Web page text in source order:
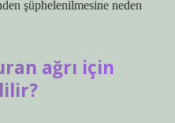
şüphelenilmesine neden
ağrı için